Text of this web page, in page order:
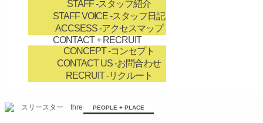
STAFF-スタッフ紹介
STAFF VOICE-スタッフ日記
ACCSESS-アクセスマップ
CONTACT + RECRUIT
CONCEPT-コンセプト
CONTACT US-お問合わせ
RECRUIT-リクルート
займ на карту онлайн без отказаPEOPLE + PLACE